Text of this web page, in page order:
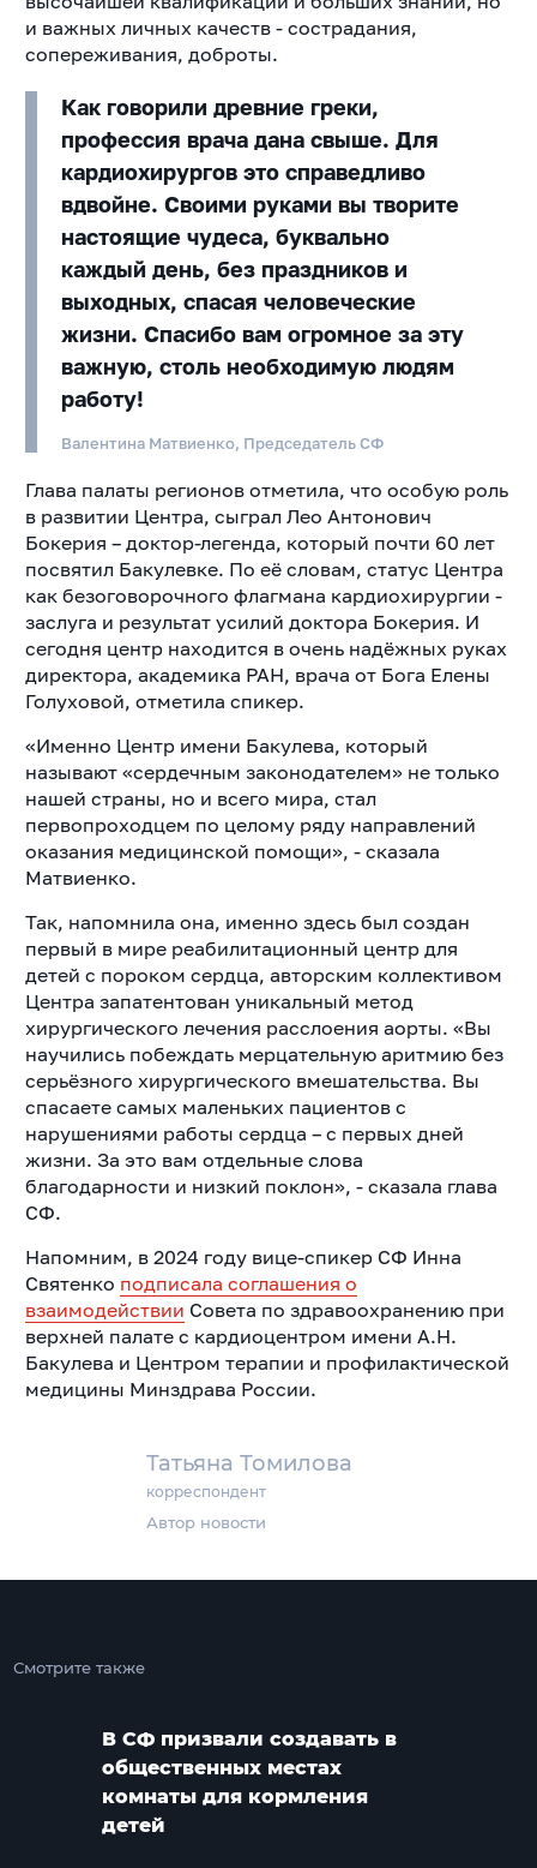
Татьяна Томилова
корреспондент
Автор новости
и важных личных качеств - сострадания,
сопереживания, доброты.
Как говорили древние греки,
профессия врача дана свыше. Для
кардиохирургов это справедливо
вдвойне. Своими руками вы творите
настоящие чудеса, буквально
каждый день, без праздников и
выходных, спасая человеческие
жизни. Спасибо вам огромное за эту
важную, столь необходимую людям
работу!
Валентина Матвиенко, Председатель СФ
Глава палаты регионов отметила, что особую роль
в развитии Центра, сыграл Лео Антонович
Бокерия – доктор-легенда, который почти 60 лет
посвятил Бакулевке. По её словам, статус Центра
как безоговорочного флагмана кардиохирургии -
заслуга и результат усилий доктора Бокерия. И
сегодня центр находится в очень надёжных руках
директора, академика РАН, врача от Бога Елены
Голуховой, отметила спикер.
«Именно Центр имени Бакулева, который
называют «сердечным законодателем» не только
нашей страны, но и всего мира, стал
первопроходцем по целому ряду направлений
оказания медицинской помощи», - сказала
Матвиенко.
Так, напомнила она, именно здесь был создан
первый в мире реабилитационный центр для
детей с пороком сердца, авторским коллективом
Центра запатентован уникальный метод
хирургического лечения расслоения аорты. «Вы
научились побеждать мерцательную аритмию без
серьёзного хирургического вмешательства. Вы
спасаете самых маленьких пациентов с
нарушениями работы сердца – с первых дней
жизни. За это вам отдельные слова
благодарности и низкий поклон», - сказала глава
СФ.
Напомним, в 2024 году вице-спикер СФ Инна
Святенко подписала соглашения о
взаимодействии Совета по здравоохранению при
верхней палате с кардиоцентром имени А.Н.
Бакулева и Центром терапии и профилактической
медицины Минздрава России.
Смотрите также
В СФ призвали создавать в
общественных местах
комнаты для кормления
детей